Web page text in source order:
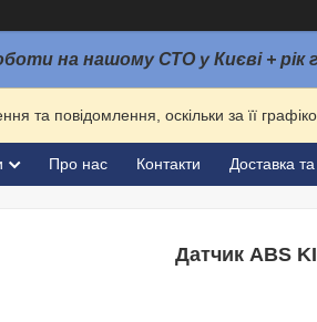
на нашому СТО у Києві + рік
та повідомлення, оскільки за її
Про нас Контакти Доставка
Датчик ABS